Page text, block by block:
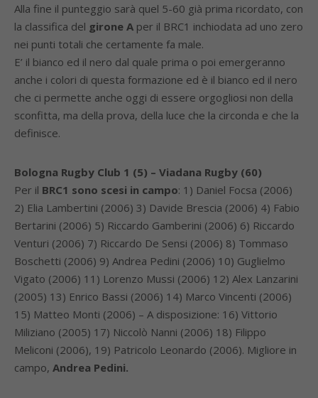
Alla fine il punteggio sarà quel 5-60 già prima ricordato, con
la classifica del girone A per il BRC1 inchiodata ad uno zero
nei punti totali che certamente fa male.
E’ il bianco ed il nero dal quale prima o poi emergeranno
anche i colori di questa formazione ed è il bianco ed il nero
che ci permette anche oggi di essere orgogliosi non della
sconfitta, ma della prova, della luce che la circonda e che la
definisce.
Bologna Rugby Club 1 (5) – Viadana Rugby (60)
Per il BRC1 sono scesi in campo: 1) Daniel Focsa (2006)
2) Elia Lambertini (2006) 3) Davide Brescia (2006) 4) Fabio
Bertarini (2006) 5) Riccardo Gamberini (2006) 6) Riccardo
Venturi (2006) 7) Riccardo De Sensi (2006) 8) Tommaso
Boschetti (2006) 9) Andrea Pedini (2006) 10) Guglielmo
Vigato (2006) 11) Lorenzo Mussi (2006) 12) Alex Lanzarini
(2005) 13) Enrico Bassi (2006) 14) Marco Vincenti (2006)
15) Matteo Monti (2006) – A disposizione: 16) Vittorio
Miliziano (2005) 17) Niccolò Nanni (2006) 18) Filippo
Meliconi (2006), 19) Patricolo Leonardo (2006). Migliore in
campo, Andrea Pedini.